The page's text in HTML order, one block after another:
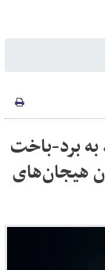
به برد-باخت
هیجان‌های